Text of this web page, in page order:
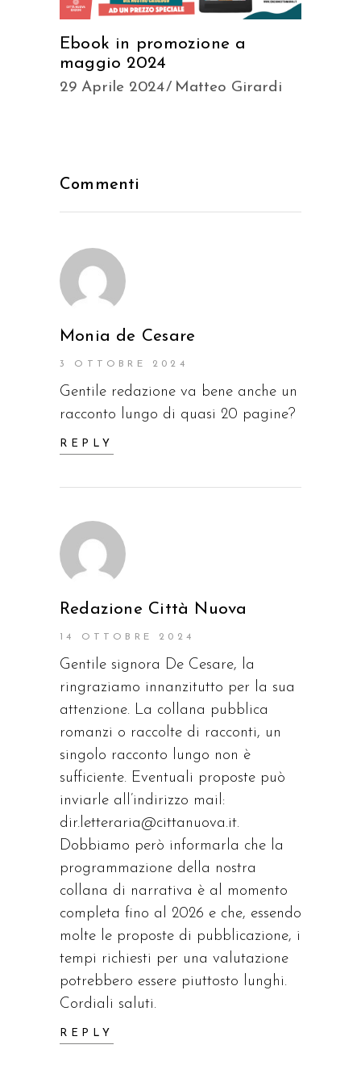
Ebook in promozione a
maggio 2024
29 Aprile 2024 Matteo Girardi
Commenti
Monia de Cesare
3 OTTOBRE 2024
Gentile redazione va bene anche un
racconto lungo di quasi 20 pagine?
REPLY
Redazione Città Nuova
14 OTTOBRE 2024
Gentile signora De Cesare, la
ringraziamo innanzitutto per la sua
attenzione. La collana pubblica
romanzi o raccolte di racconti, un
singolo racconto lungo non è
sufficiente. Eventuali proposte può
inviarle all’indirizzo mail:
dir.letteraria@cittanuova.it.
Dobbiamo però informarla che la
programmazione della nostra
collana di narrativa è al momento
completa fino al 2026 e che, essendo
molte le proposte di pubblicazione, i
tempi richiesti per una valutazione
potrebbero essere piuttosto lunghi.
Cordiali saluti.
REPLY